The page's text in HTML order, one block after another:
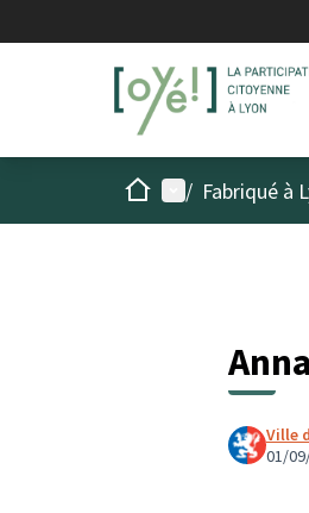
AccueilMenu principal
/ Fabriqué à
Ville
01/